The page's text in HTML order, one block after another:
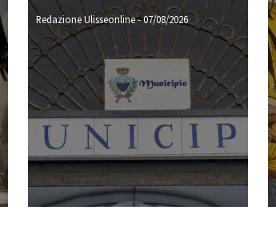
Redazione Ulisseonline-07/08/2026